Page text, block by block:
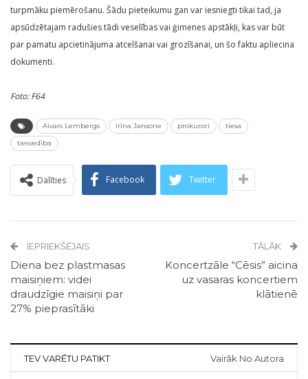
turpmāku piemērošanu. Šādu pieteikumu gan var iesniegti tikai tad, ja
apsūdzētajam radušies tādi veselības vai ģimenes apstākļi, kas var būt
par pamatu apcietinājuma atcelšanai vai grozīšanai, un šo faktu apliecina
dokumenti.
Foto: F64
Aivars Lembergs Irīna Jansone prokurori
tiesa
tiesvedība
Dalīties Facebook Twitter
IEPRIEKŠĒJAIS
Diena bez plastmasas
maisiņiem: videi
draudzīgie maisiņi par
27% pieprasītāki
TĀLĀK
Koncertzāle “Cēsis” aicina
uz vasaras koncertiem
klātienē
TEV VARĒTU PATIKT Vairāk No Autora